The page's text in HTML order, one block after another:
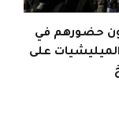
حضورهم في
على